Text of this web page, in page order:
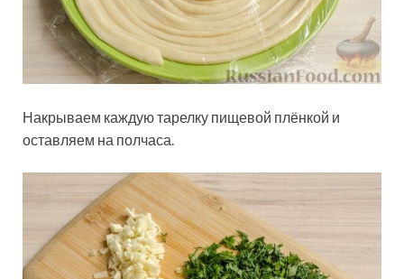
Накрываем каждую тарелку пищевой плёнкой и
оставляем на полчаса.